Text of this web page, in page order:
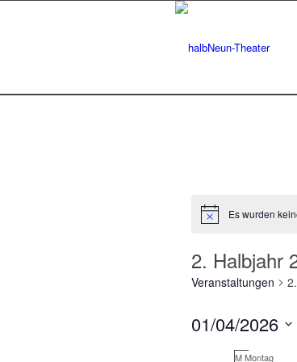
HinweisEs wurden
2. Halbjahr
Veranstaltungen
01/04/2026
MMontag